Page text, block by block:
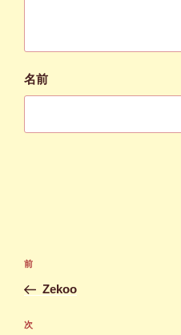
名前
投
ナ
ビ
前
の
稿
前
Zekoo
次
次